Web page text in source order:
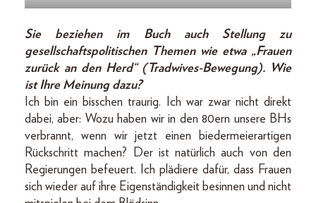
Sie beziehen im Buch auch Stellung zu
gesellschaftspolitischen Themen wie etwa „Frauen
zurück an den Herd“ (Tradwives-Bewegung). Wie
ist Ihre Meinung dazu?
Ich bin ein bisschen traurig. Ich war zwar nicht direkt
dabei, aber: Wozu haben wir in den 80ern unsere BHs
verbrannt, wenn wir jetzt einen biedermeierartigen
Rückschritt machen? Der ist natürlich auch von den
Regierungen befeuert. Ich plädiere dafür, dass Frauen
sich wieder auf ihre Eigenständigkeit besinnen und nicht